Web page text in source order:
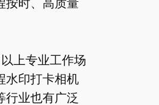
按时、高质量
上专业工作场
水印打卡相机
行业也有广泛